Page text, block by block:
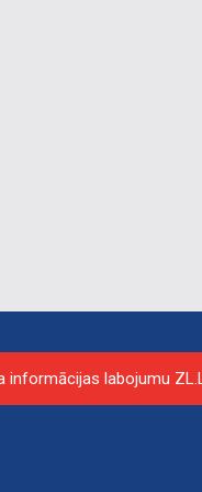
informācijas labojumu